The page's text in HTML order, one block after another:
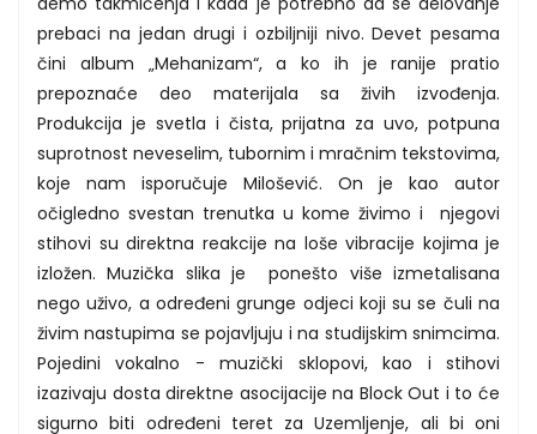
prebaci na jedan drugi i ozbiljniji nivo. Devet pesama
čini album „Mehanizam“, a ko ih je ranije pratio
prepoznaće deo materijala sa živih izvođenja.
Produkcija je svetla i čista, prijatna za uvo, potpuna
suprotnost neveselim, tubornim i mračnim tekstovima,
koje nam isporučuje Milošević. On je kao autor
očigledno svestan trenutka u kome živimo i njegovi
stihovi su direktna reakcije na loše vibracije kojima je
izložen. Muzička slika je ponešto više izmetalisana
nego uživo, a određeni grunge odjeci koji su se čuli na
živim nastupima se pojavljuju i na studijskim snimcima.
Pojedini vokalno - muzički sklopovi, kao i stihovi
izazivaju dosta direktne asocijacije na Block Out i to će
sigurno biti određeni teret za Uzemljenje, ali bi oni